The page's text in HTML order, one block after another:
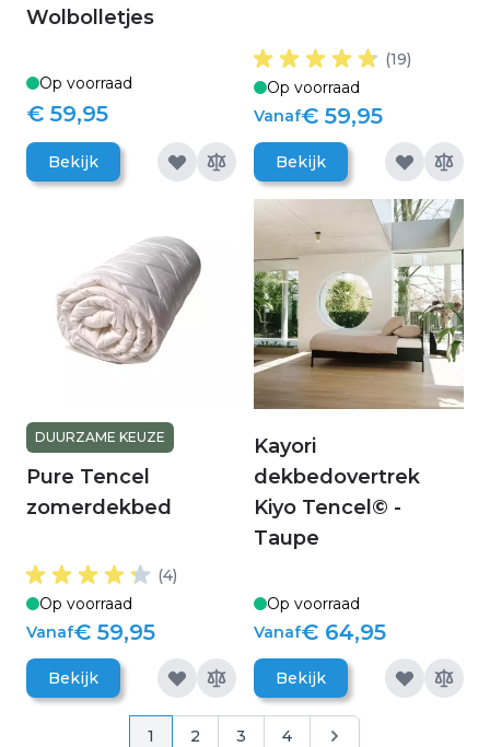
Wolbolletjes
Op voorraad
€ 59,95
Bekijk
(19)
Op voorraad
Vanaf€ 59,95
Bekijk
DUURZAME KEUZE
Pure Tencel
zomerdekbed
(4)
Op voorraad
Vanaf€ 59,95
Bekijk
Kayori
dekbedovertrek
Kiyo Tencel© -
Taupe
Op voorraad
Vanaf€ 64,95
Bekijk
Pagina
Pagina
1 Pagina
2 Pagina
3 Pagina
4 Pagina